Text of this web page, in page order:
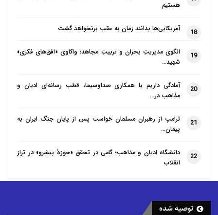
هستیم
18 آمریکایی‌ها بدانند زمان به عقب برنخواهد گشت
19
الگوی مدیریتِ بحران و تربیتِ مجاهد؛ واکاوی «افق‌های فکری»
شهید…
20
آمادگی داریم با همکاری صداوسیما، قطب رسانه‌ای ادیان و
مذاهب در…
21
ترامپ از رهبران مسلمان خواست پس از پایان جنگ ایران به
پیمان…
22
دانشگاه ادیان و مذاهب؛ گامی در تحقق «حوزهٔ پیشرو» در تراز
انقلاب
توصیه شده